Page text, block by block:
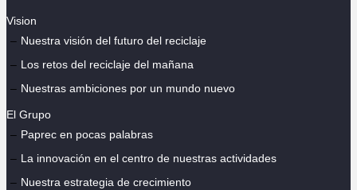
Vision
Nuestra visión del futuro del reciclaje
Los retos del reciclaje del mañana
Nuestras ambiciones por un mundo nuevo
El Grupo
Paprec en pocas palabras
La innovación en el centro de nuestras actividades
Nuestra estrategia de crecimiento